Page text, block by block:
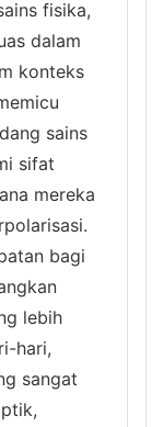
fisika,
dalam
konteks
sains
sifat
mereka
bagi
lebih
hari,
sangat